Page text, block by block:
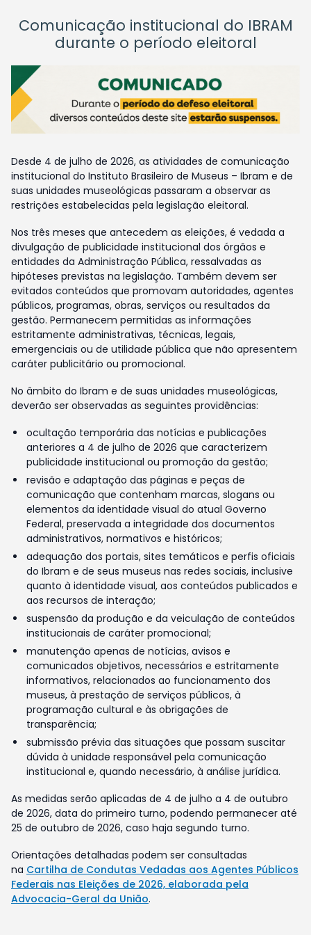
Comunicação institucional do IBRAM
durante o período eleitoral
Desde 4 de julho de 2026, as atividades de comunicação
institucional do Instituto Brasileiro de Museus – Ibram e de
suas unidades museológicas passaram a observar as
restrições estabelecidas pela legislação eleitoral.
Nos três meses que antecedem as eleições, é vedada a
divulgação de publicidade institucional dos órgãos e
entidades da Administração Pública, ressalvadas as
hipóteses previstas na legislação. Também devem ser
evitados conteúdos que promovam autoridades, agentes
públicos, programas, obras, serviços ou resultados da
gestão. Permanecem permitidas as informações
estritamente administrativas, técnicas, legais,
emergenciais ou de utilidade pública que não apresentem
caráter publicitário ou promocional.
No âmbito do Ibram e de suas unidades museológicas,
deverão ser observadas as seguintes providências:
ocultação temporária das notícias e publicações
anteriores a 4 de julho de 2026 que caracterizem
publicidade institucional ou promoção da gestão;
revisão e adaptação das páginas e peças de
comunicação que contenham marcas, slogans ou
elementos da identidade visual do atual Governo
Federal, preservada a integridade dos documentos
administrativos, normativos e históricos;
adequação dos portais, sites temáticos e perfis oficiais
do Ibram e de seus museus nas redes sociais, inclusive
quanto à identidade visual, aos conteúdos publicados e
aos recursos de interação;
suspensão da produção e da veiculação de conteúdos
institucionais de caráter promocional;
manutenção apenas de notícias, avisos e
comunicados objetivos, necessários e estritamente
informativos, relacionados ao funcionamento dos
museus, à prestação de serviços públicos, à
programação cultural e às obrigações de
transparência;
submissão prévia das situações que possam suscitar
dúvida à unidade responsável pela comunicação
institucional e, quando necessário, à análise jurídica.
As medidas serão aplicadas de 4 de julho a 4 de outubro
de 2026, data do primeiro turno, podendo permanecer até
25 de outubro de 2026, caso haja segundo turno.
Orientações detalhadas podem ser consultadas
na Cartilha de Condutas Vedadas aos Agentes Públicos
Federais nas Eleições de 2026, elaborada pela
Advocacia-Geral da União.